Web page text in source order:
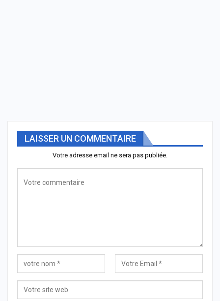
LAISSER UN COMMENTAIRE
Votre adresse email ne sera pas publiée.